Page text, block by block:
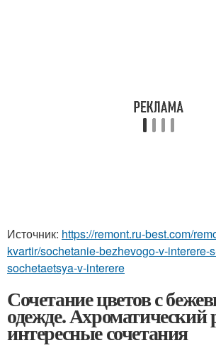
Источник: https://remont.ru-best.com/
kvartir/sochetanie-bezhevogo-v-interere-
sochetaetsya-v-interere
Сочетание цветов с
одежде. Ахроматический
интересные сочетания